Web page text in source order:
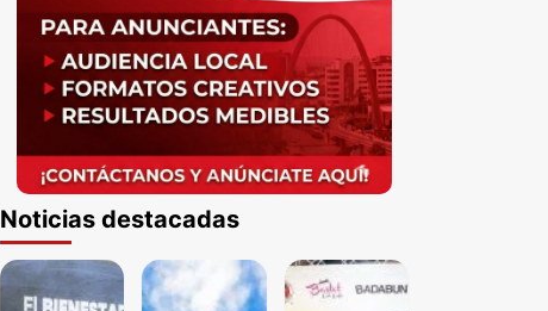
Noticias destacadas